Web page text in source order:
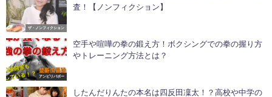
ザ・ノンフィクション
査！【ノンフィクション】
アンビリバボー
空手や喧嘩の拳の鍛え方！ボクシングでの拳の握り方
やトレーニング方法とは？
したんだりんたの本名は四反田凜太！？高校や中学の